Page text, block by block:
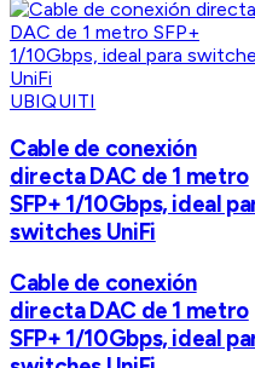
UBIQUITI
Cable de conexión
directa DAC de 1 metro
SFP+ 1/10Gbps, ideal
switches UniFi
Cable de conexión
directa DAC de 1 metro
SFP+ 1/10Gbps, ideal